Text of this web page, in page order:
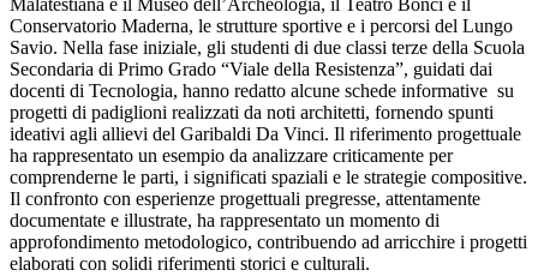
Malatestiana e il Museo dell’Archeologia, il Teatro Bonci e il
Conservatorio Maderna, le strutture sportive e i percorsi del Lungo
Savio. Nella fase iniziale, gli studenti di due classi terze della Scuola
Secondaria di Primo Grado “Viale della Resistenza”, guidati dai
docenti di Tecnologia, hanno redatto alcune schede informative su
progetti di padiglioni realizzati da noti architetti, fornendo spunti
ideativi agli allievi del Garibaldi Da Vinci. Il riferimento progettuale
ha rappresentato un esempio da analizzare criticamente per
comprenderne le parti, i significati spaziali e le strategie compositive.
Il confronto con esperienze progettuali pregresse, attentamente
documentate e illustrate, ha rappresentato un momento di
approfondimento metodologico, contribuendo ad arricchire i progetti
elaborati con solidi riferimenti storici e culturali.